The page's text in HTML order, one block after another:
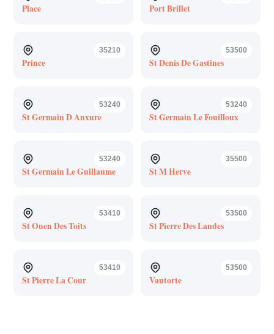
Place Port Brillet
35210
Prince
53500
St Denis De Gastines
53240
St Germain D Anxure
53240
St Germain Le Fouilloux
53240
St Germain Le Guillaume
35500
St M Herve
53410
St Ouen Des Toits
53500
St Pierre Des Landes
53410
St Pierre La Cour
53500
Vautorte